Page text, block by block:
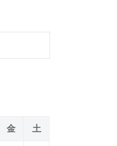
金 土